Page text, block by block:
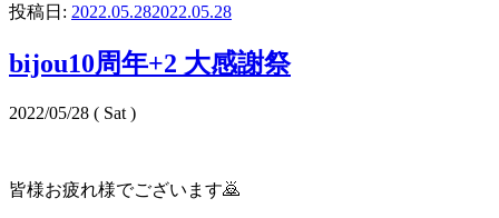
投稿日: 2022.05.282022.05.28
bijou10周年+2 大感謝祭
2022/05/28 ( Sat )
皆様お疲れ様でございます🙇